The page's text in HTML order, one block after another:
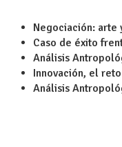
Negociación: arte
Caso de éxito
Análisis
Innovación, el
Análisis